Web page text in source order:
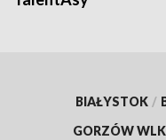
BIAŁYSTOK /
GORZÓW